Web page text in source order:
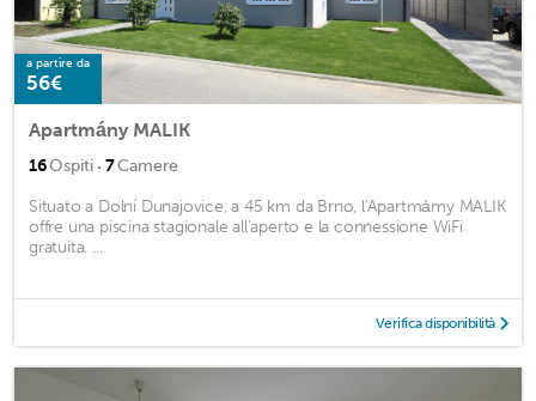
a partire da
56€
Apartmány MALIK
16Ospiti · 7Camere
Situato a Dolní Dunajovice, a 45 km da Brno, l'Apartmámy MALIK
offre una piscina stagionale all'aperto e la connessione WiFi
gratuita. ...
Verifica disponibilità